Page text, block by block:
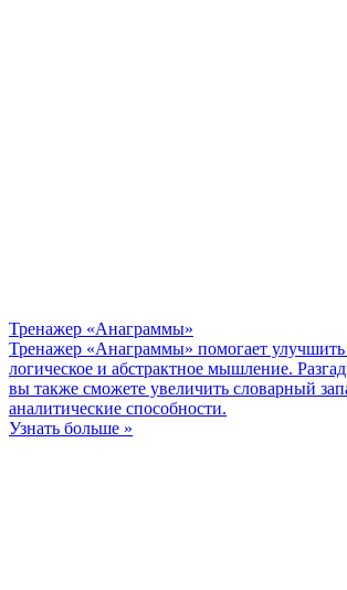
Тренажер «Анаграммы»
Тренажер «Анаграммы» помогает улучшить
логическое и абстрактное мышление.
вы также сможете увеличить словарный
аналитические способности.
Узнать больше »